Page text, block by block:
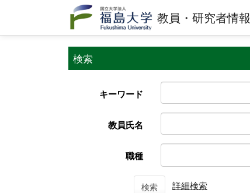
教員・研究者情報
検索
キーワード
教員氏名
職種
検索
詳細検索